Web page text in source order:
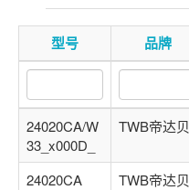
型号 品牌
24020CA/W
33_x000D_
TWB帝达贝
24020CA TWB帝达贝